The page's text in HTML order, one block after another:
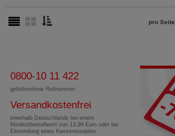
pro Seite
0800-10 11 422
gebührenfreie Rufnummer
Versandkostenfrei
innerhalb Deutschlands bei einem
Mindestbestellwert von 13,99 Euro oder bei
Einsendung eines Kassenrezeptes